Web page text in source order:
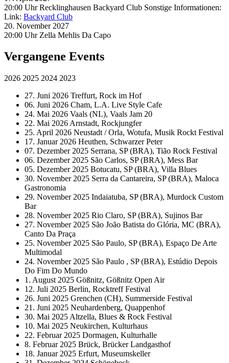
20:00 UhrRecklinghausen Backyard Club Sonstige Informationen:
Link: Backyard Club
20. November 2027
20:00 Uhr Zella Mehlis Da Capo
Vergangene Events
2026 2025 2024 2023
27. Juni 2026 Treffurt, Rock im Hof
06. Juni 2026 Cham, L.A. Live Style Cafe
24. Mai 2026 Vaals (NL), Vaals Jam 20
22. Mai 2026 Arnstadt, Rockjungfer
25. April 2026 Neustadt / Orla, Wotufa, Musik Rockt Festival
17. Januar 2026 Heuthen, Schwarzer Peter
07. Dezember 2025 Serrana, SP (BRA), Tião Rock Festival
06. Dezember 2025 São Carlos, SP (BRA), Mess Bar
05. Dezember 2025 Botucatu, SP (BRA), Villa Blues
30. November 2025 Serra da Cantareira, SP (BRA), Maloca
Gastronomia
29. November 2025 Indaiatuba, SP (BRA), Murdock Custom
Bar
28. November 2025 Rio Claro, SP (BRA), Sujinos Bar
27. November 2025 São João Batista do Glória, MC (BRA),
Canto Da Praça
25. November 2025 São Paulo, SP (BRA), Espaço De Arte
Multimodal
24. November 2025 São Paulo , SP (BRA), Estúdio Depois
Do Fim Do Mundo
1. August 2025 Gößnitz, Gößnitz Open Air
12. Juli 2025 Berlin, Rocktreff Festival
26. Juni 2025 Grenchen (CH), Summerside Festival
21. Juni 2025 Neuhardenberg, Quappenhof
30. Mai 2025 Altzella, Blues & Rock Festival
10. Mai 2025 Neukirchen, Kulturhaus
22. Februar 2025 Dormagen, Kulturhalle
8. Februar 2025 Brück, Brücker Landgasthof
18. Januar 2025 Erfurt, Museumskeller